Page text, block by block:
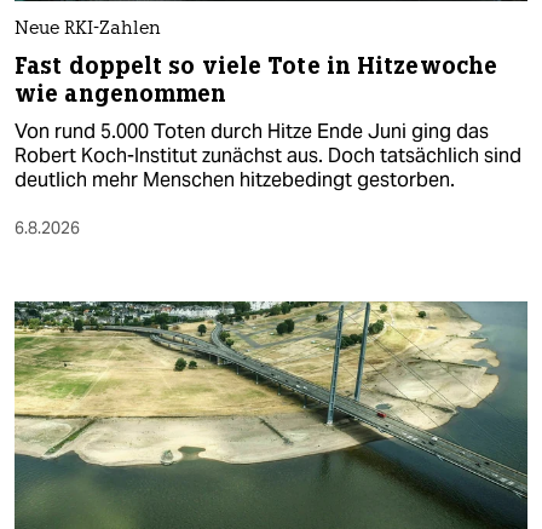
Neue RKI-Zahlen
Fast doppelt so viele Tote in Hitzewoche
wie angenommen
Von rund 5.000 Toten durch Hitze Ende Juni ging das
Robert Koch-Institut zunächst aus. Doch tatsächlich sind
deutlich mehr Menschen hitzebedingt gestorben.
6.8.2026